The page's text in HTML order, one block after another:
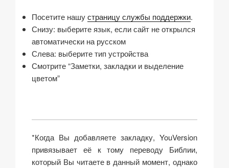
Посетите нашустраницу службы поддержки.
Снизу: выберите язык, если сайт не открылся
автоматически на русском
Слева: выберите тип устройства
Смотрите “Заметки, закладки и выделение
цветом”
*Когда Вы добавляете закладку, YouVersion
привязывает её к тому переводу Библии,
который Вы читаете в данный момент, однако